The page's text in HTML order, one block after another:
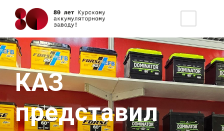
КАЗ
представил